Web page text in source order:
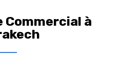
Commercial à